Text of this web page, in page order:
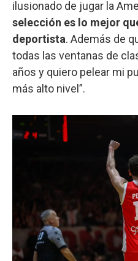
ilusionado de jugar la
selección es lo mejor
deportista. Además de
todas las ventanas de
años y quiero pelear mi
más alto nivel”.